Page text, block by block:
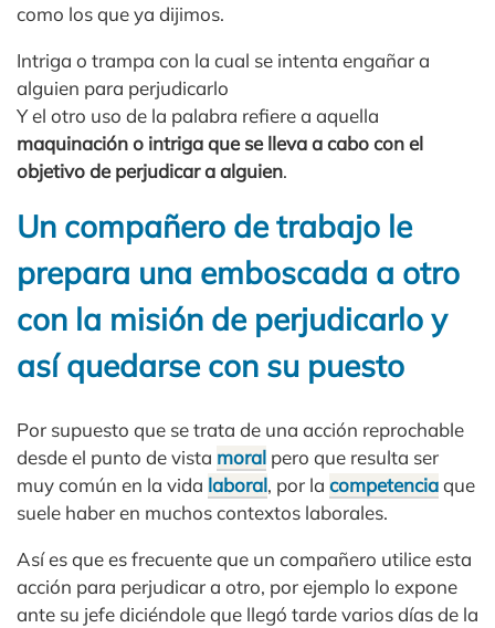
como los que ya dijimos.
Intriga o trampa con la cual se intenta engañar a
alguien para perjudicarlo
Y el otro uso de la palabra refiere a aquella
maquinación o intriga que se lleva a cabo con el
objetivo de perjudicar a alguien.
Un compañero de trabajo le
prepara una emboscada a otro
con la misión de perjudicarlo y
así quedarse con su puesto
Por supuesto que se trata de una acción reprochable
desde el punto de vista moral pero que resulta ser
muy común en la vida laboral, por la competenciaque
suele haber en muchos contextos laborales.
Así es que es frecuente que un compañero utilice esta
acción para perjudicar a otro, por ejemplo lo expone
ante su jefe diciéndole que llegó tarde varios días de la